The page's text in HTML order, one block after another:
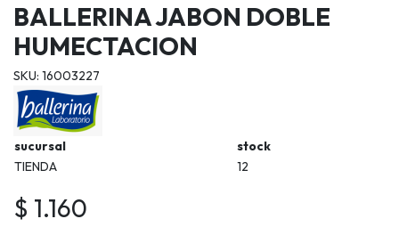
BALLERINA JABON DOBLE
HUMECTACION
SKU: 16003227
sucursal
stock
TIENDA
12
$ 1.160